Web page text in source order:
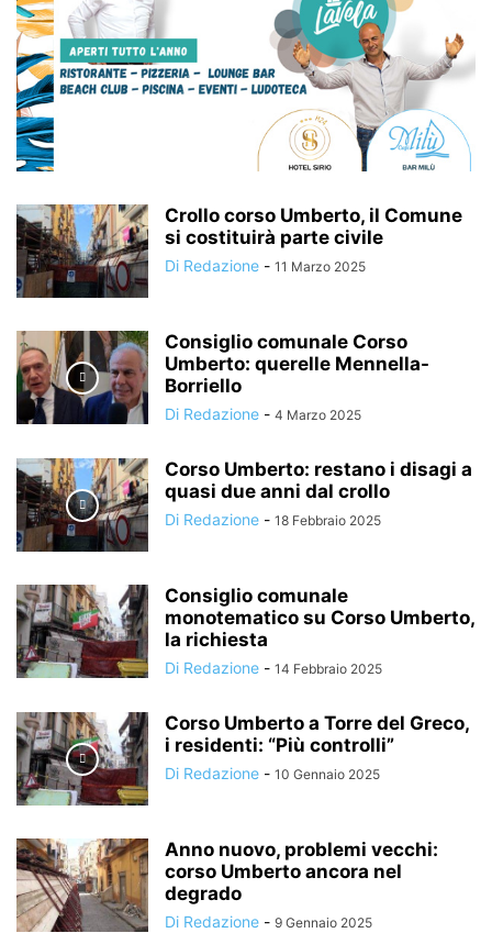
Crollo corso Umberto, il Comune
si costituirà parte civile
Di Redazione - 11 Marzo 2025
Consiglio comunale Corso
Umberto: querelle Mennella-
Borriello
Di Redazione - 4 Marzo 2025
Corso Umberto: restano i disagi a
quasi due anni dal crollo
Di Redazione - 18 Febbraio 2025
Consiglio comunale
monotematico su Corso Umberto,
la richiesta
Di Redazione - 14 Febbraio 2025
Corso Umberto a Torre del Greco,
i residenti: “Più controlli”
Di Redazione - 10 Gennaio 2025
Anno nuovo, problemi vecchi:
corso Umberto ancora nel
degrado
Di Redazione - 9 Gennaio 2025